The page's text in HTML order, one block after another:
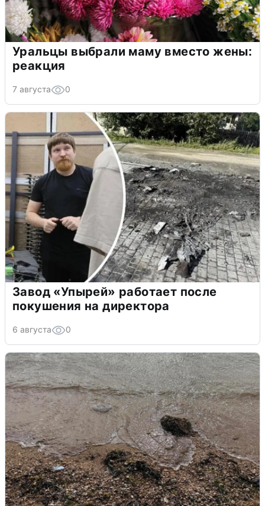
Уральцы выбрали маму вместо жены:
реакция
7 августа 0
Завод «Упырей» работает после
покушения на директора
6 августа 0